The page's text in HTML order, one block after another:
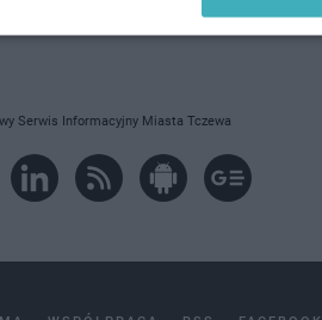
Serwis Informacyjny Miasta Tczewa